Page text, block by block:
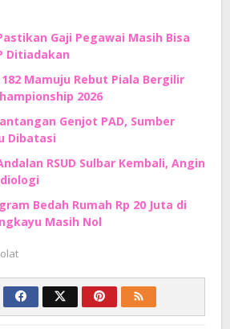
Gaji Pegawai Masih Bisa
Ditiadakan
Mamuju Rebut Piala Bergilir
2026
Genjot PAD, Sumber
Dibatasi
RSUD Sulbar Kembali, Angin
Bedah Rumah Rp 20 Juta di
Masih Nol